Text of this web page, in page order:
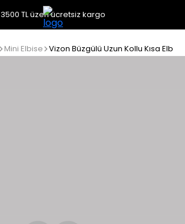
3500 TL üzeri ücretsiz kargo
Mini Elbise Vizon Büzgülü Uzun Kollu Kısa Elbise